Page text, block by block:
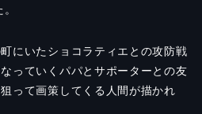
にいたショコラティエとの攻防戦
っていくパパとサポーターとの友
って画策してくる人間が描かれ